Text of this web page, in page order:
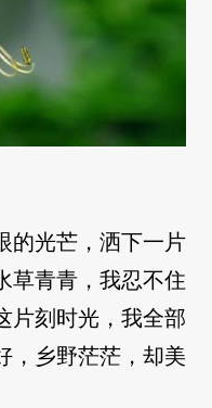
的光芒，洒下一片
草青青，我忍不住
片刻时光，我全部
，乡野茫茫，却美